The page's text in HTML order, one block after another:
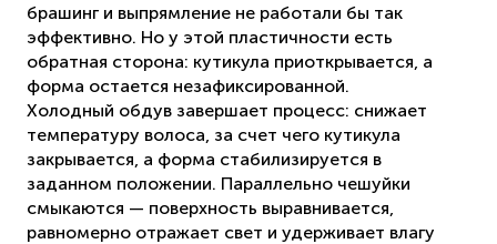
брашинг и выпрямление не работали бы так
эффективно. Но у этой пластичности есть
обратная сторона: кутикула приоткрывается, а
форма остается незафиксированной.
Холодный обдув завершает процесс: снижает
температуру волоса, за счет чего кутикула
закрывается, а форма стабилизируется в
заданном положении. Параллельно чешуйки
смыкаются — поверхность выравнивается,
равномерно отражает свет и удерживает влагу